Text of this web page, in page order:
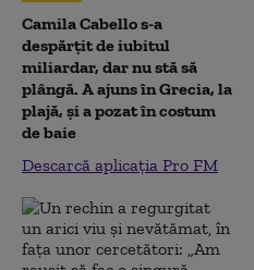
Camila Cabello s-a
despărțit de iubitul
miliardar, dar nu stă să
plângă. A ajuns în Grecia, la
plajă, și a pozat în costum
de baie
Descarcă aplicația Pro FM